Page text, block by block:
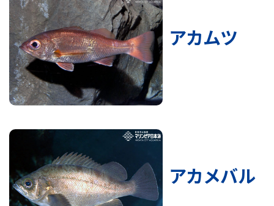
アカムツ
アカメバル